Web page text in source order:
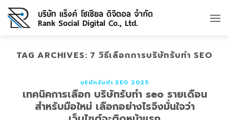
Skip
content
TAG ARCHIVES: 7 วิธีเลือกการบริษัทรับทำ SEO
บริษัทรับทำ SEO 2025
เทคนิคการเลือก บริษัทรับทำ seo รายเดือน
สำหรับมือใหม่ เลือกอย่างไรจึงมั่นใจว่า